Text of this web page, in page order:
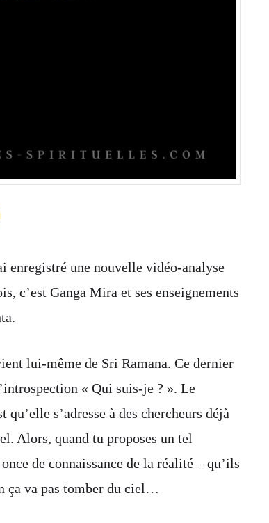
enregistré une nouvelle vidéo-analyse
c’est Ganga Mira et ses enseignements
lui-même de Sri Ramana. Ce dernier
« Qui suis-je ? ». Le
s’adresse à des chercheurs déjà
Alors, quand tu proposes un tel
de connaissance de la réalité – qu’ils
ça va pas tomber du ciel…